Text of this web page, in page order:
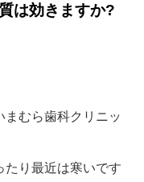
は効きますか?
まむら歯科クリニッ
たり最近は寒いです